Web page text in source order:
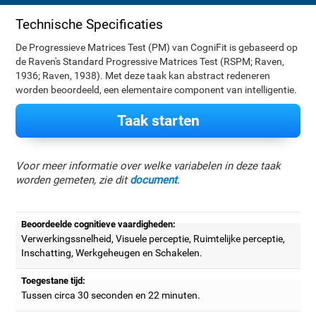
Technische Specificaties
De Progressieve Matrices Test (PM) van CogniFit is gebaseerd op
de Raven's Standard Progressive Matrices Test (RSPM; Raven,
1936; Raven, 1938). Met deze taak kan abstract redeneren
worden beoordeeld, een elementaire component van intelligentie.
Taak starten
Voor meer informatie over welke variabelen in deze taak
worden gemeten, zie ditdocument.
Beoordeelde cognitieve vaardigheden:
Verwerkingssnelheid, Visuele perceptie, Ruimtelijke perceptie,
Inschatting, Werkgeheugen en Schakelen.
Toegestane tijd:
Tussen circa 30 seconden en 22 minuten.